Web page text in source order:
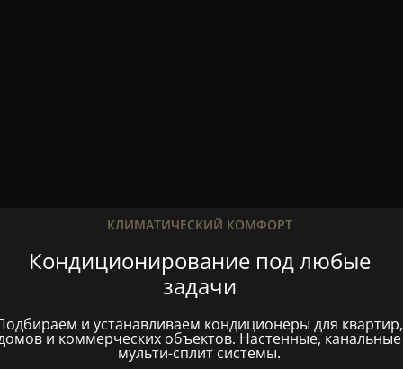
КЛИМАТИЧЕСКИЙ КОМФОРТ
Кондиционирование под любые
задачи
и устанавливаем кондиционеры для квартир,
и коммерческих объектов. Настенные, канальные
мульти-сплит системы.